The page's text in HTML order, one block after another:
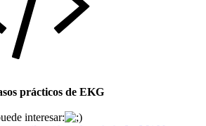
prácticos de EKG
interesar: